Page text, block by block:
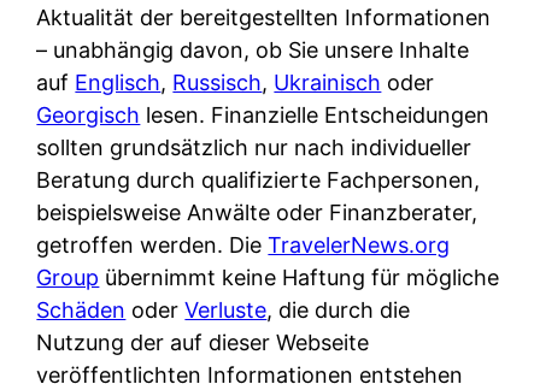
Aktualität der bereitgestellten Informationen
– unabhängig davon, ob Sie unsere Inhalte
auf Englisch, Russisch, Ukrainisch oder
Georgisch lesen. Finanzielle Entscheidungen
sollten grundsätzlich nur nach individueller
Beratung durch qualifizierte Fachpersonen,
beispielsweise Anwälte oder Finanzberater,
getroffen werden. DieTravelerNews.org
Group übernimmt keine Haftung für mögliche
Schäden oderVerluste, die durch die
Nutzung der auf dieser Webseite
veröffentlichten Informationen entstehen